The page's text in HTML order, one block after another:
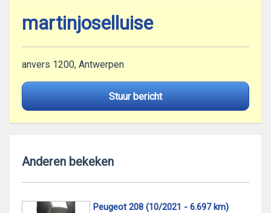
martinjoselluise
anvers 1200, Antwerpen
Stuur bericht
Anderen bekeken
Peugeot 208 (10/2021 - 6.697 km)